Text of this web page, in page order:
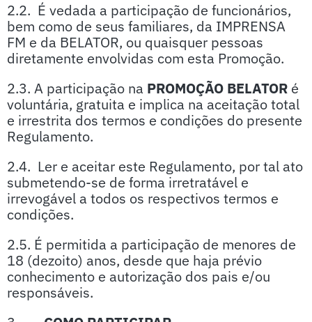
2.2. É vedada a participação de funcionários,
bem como de seus familiares, da IMPRENSA
FM e da BELATOR, ou quaisquer pessoas
diretamente envolvidas com esta Promoção.
2.3. A participação na PROMOÇÃO BELATOR é
voluntária, gratuita e implica na aceitação total
e irrestrita dos termos e condições do presente
Regulamento.
2.4. Ler e aceitar este Regulamento, por tal ato
submetendo-se de forma irretratável e
irrevogável a todos os respectivos termos e
condições.
2.5. É permitida a participação de menores de
18 (dezoito) anos, desde que haja prévio
conhecimento e autorização dos pais e/ou
responsáveis.